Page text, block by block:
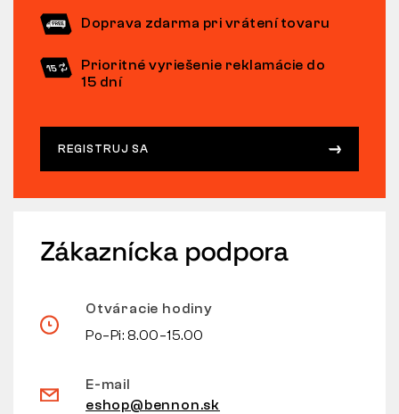
Doprava zdarma pri vrátení tovaru
Prioritné vyriešenie reklamácie do
15 dní
REGISTRUJ SA
Zákaznícka podpora
Otváracie hodiny
Po–Pi: 8.00–15.00
E-mail
eshop@bennon.sk